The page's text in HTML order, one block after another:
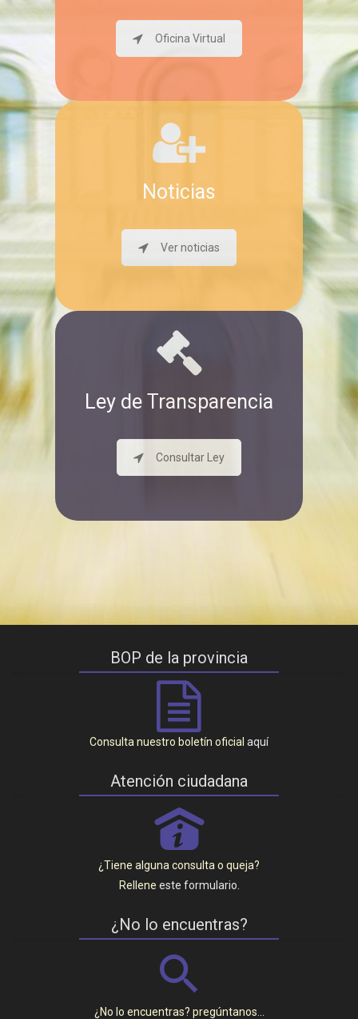
Oficina Virtual
Noticias
Ver noticias
Ley de Transparencia
Consultar Ley
BOP de la provincia
Consulta nuestro boletín oficial aquí
Atención ciudadana
P
¿Tiene alguna consulta o queja?
Rellene este formulario
¿No lo encuentras?
¿No lo encuentras? pregúntanos…